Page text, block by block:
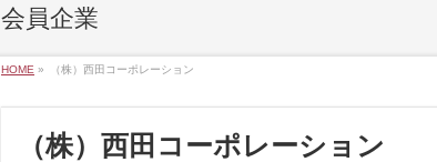
会員企業
HOME » （株）西田コーポレーション
（株）西田コーポレーション